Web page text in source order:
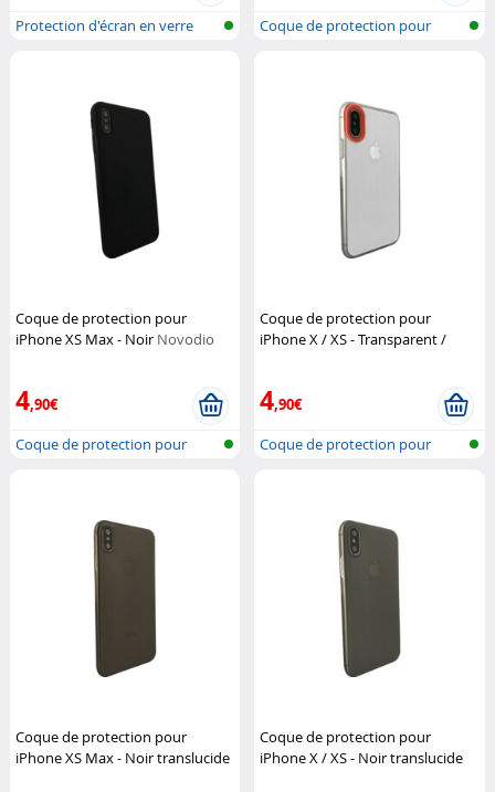
Protection d'écran en verre
Coque de protection pour
Coque de protection pour
iPhone XS Max - Noir Novodio
4,90€
Coque de protection pour
Coque de protection pour
iPhone X / XS - Transparent /
4,90€
Coque de protection pour
Coque de protection pour
iPhone XS Max - Noir translucide
Coque de protection pour
iPhone X / XS - Noir translucide